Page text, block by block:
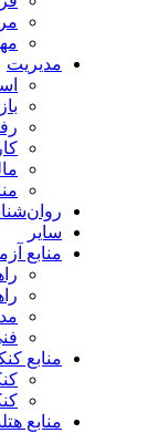
مدیریت
سایر
منابع
منابع
منابع